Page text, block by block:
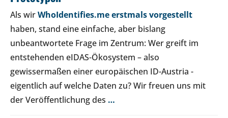
Als wirWhoIdentifies.me erstmals vorgestellt
haben, stand eine einfache, aber bislang
unbeantwortete Frage im Zentrum: Wer greift im
entstehenden eIDAS-Ökosystem – also
gewissermaßen einer europäischen ID-Austria -
eigentlich auf welche Daten zu? Wir freuen uns mit
der Veröffentlichung des …